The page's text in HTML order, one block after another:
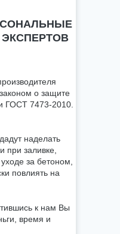
о защите
ГОСТ 7473-2010.
наделать
при заливке,
за бетоном,
повлиять на
к нам Вы
время и